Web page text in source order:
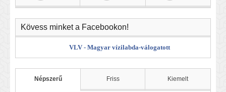
Kövess minket a Facebookon!
VLV - Magyar vízilabda-válogatott
Népszerű Friss Kiemelt